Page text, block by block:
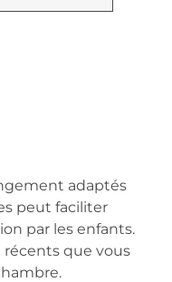
adaptés
peut faciliter
par les enfants.
que vous